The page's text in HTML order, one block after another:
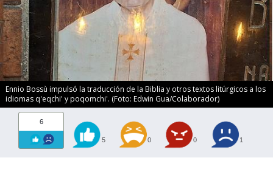
Ennio Bossù impulsó la traducción de la Biblia y otros textos litúrgicos a los
idiomas q'eqchi' y poqomchi'. (Foto: Edwin Gua/Colaborador)
6
5 0 0 1